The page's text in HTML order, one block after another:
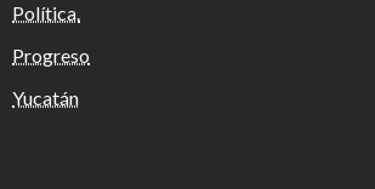
Política.
Progreso
Yucatán